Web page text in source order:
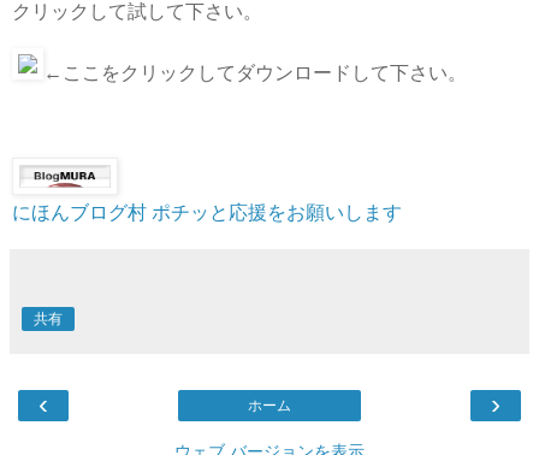
クリックして試して下さい。
←ここをクリックしてダウンロードして下さい。
にほんブログ村 ポチッと応援をお願いします
共有
‹ ›
ホーム